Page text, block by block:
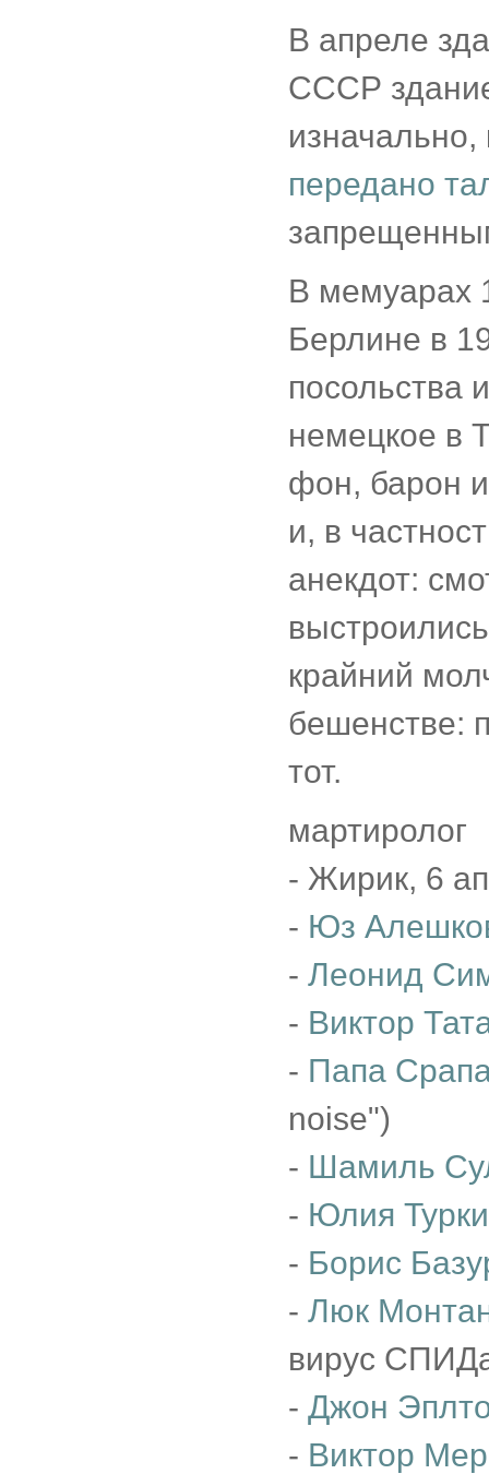
В апреле
СССР
передано
В мемуарах
Берлине в
посольства
немецкое в
фон, барон
и, в
анекдот:
крайний
бешенстве:
тот.
мартиролог
- Жирик, 6
- Юз
- Леонид
- Виктор
- Папа
noise")
- Шамиль
- Юлия
- Борис
- Люк
вирус
- Джон
- Виктор